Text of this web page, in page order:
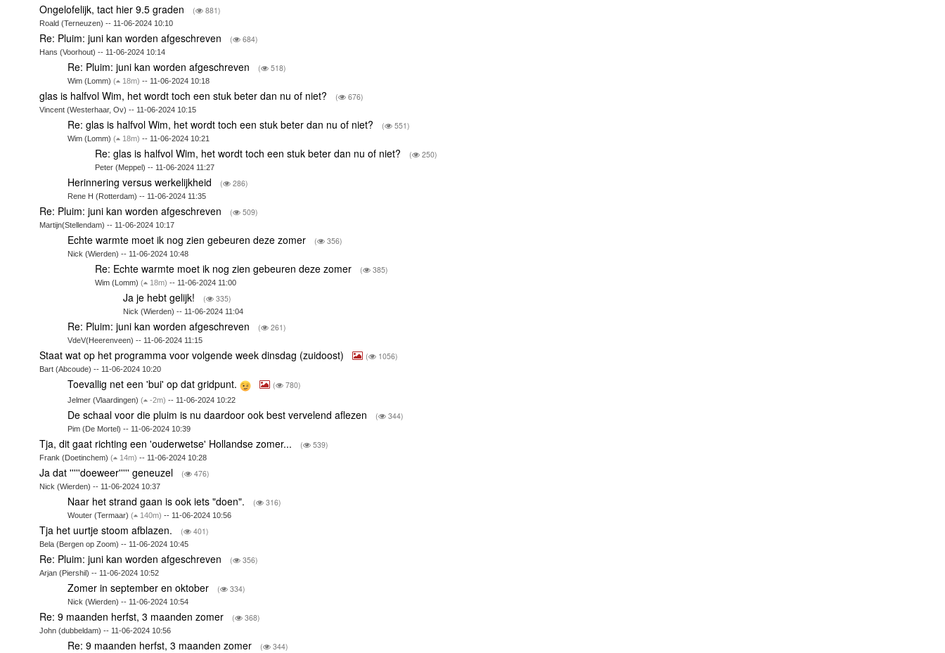
Ongelofelijk, tact hier 9.5 graden ( 881)
Roald (Terneuzen) -- 11-06-2024 10:10
Re: Pluim: juni kan worden afgeschreven ( 684)
Hans (Voorhout) -- 11-06-2024 10:14
Re: Pluim: juni kan worden afgeschreven ( 518)
Wim (Lomm) ( 18m) -- 11-06-2024 10:18
glas is halfvol Wim, het wordt toch een stuk beter dan nu of niet? ( 676)
Vincent (Westerhaar, Ov) -- 11-06-2024 10:15
Re: glas is halfvol Wim, het wordt toch een stuk beter dan nu of niet? ( 551)
Wim (Lomm) ( 18m) -- 11-06-2024 10:21
Re: glas is halfvol Wim, het wordt toch een stuk beter dan nu of niet? ( 250)
Peter (Meppel) -- 11-06-2024 11:27
Herinnering versus werkelijkheid ( 286)
Rene H (Rotterdam) -- 11-06-2024 11:35
Re: Pluim: juni kan worden afgeschreven ( 509)
Martijn(Stellendam) -- 11-06-2024 10:17
Echte warmte moet ik nog zien gebeuren deze zomer ( 356)
Nick (Wierden) -- 11-06-2024 10:48
Re: Echte warmte moet ik nog zien gebeuren deze zomer ( 385)
Wim (Lomm)( 18m) -- 11-06-2024 11:00
Ja je hebt gelijk! ( 335)
Nick (Wierden) -- 11-06-2024 11:04
Re: Pluim: juni kan worden afgeschreven ( 261)
VdeV(Heerenveen) -- 11-06-2024 11:15
Staat wat op het programma voor volgende week dinsdag (zuidoost) ( 1056)
Bart (Abcoude) -- 11-06-2024 10:20
Toevallig net een 'bui' op dat gridpunt. ( 780)
Jelmer (Vlaardingen) ( -2m) -- 11-06-2024 10:22
De schaal voor die pluim is nu daardoor ook best vervelend aflezen ( 344)
Pim (De Mortel) -- 11-06-2024 10:39
Tja, dit gaat richting een 'ouderwetse' Hollandse zomer... ( 539)
Frank (Doetinchem)( 14m) -- 11-06-2024 10:28
Ja dat '''''doeweer''''' geneuzel ( 476)
Nick (Wierden) -- 11-06-2024 10:37
Naar het strand gaan is ook iets "doen". ( 316)
Wouter (Termaar) ( 140m) -- 11-06-2024 10:56
Tja het uurtje stoom afblazen. ( 401)
Bela (Bergen op Zoom) -- 11-06-2024 10:45
Re: Pluim: juni kan worden afgeschreven ( 356)
Arjan (Piershil) -- 11-06-2024 10:52
Zomer in september en oktober ( 334)
Nick (Wierden) -- 11-06-2024 10:54
Re: 9 maanden herfst, 3 maanden zomer ( 368)
John (dubbeldam) -- 11-06-2024 10:56
Re: 9 maanden herfst, 3 maanden zomer ( 344)